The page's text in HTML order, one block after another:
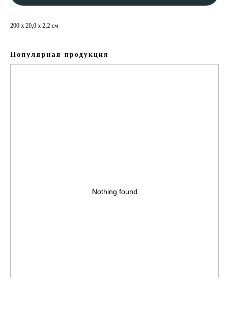
200 x 20,0 x 2,2 см
Популярная продукция
Nothing found